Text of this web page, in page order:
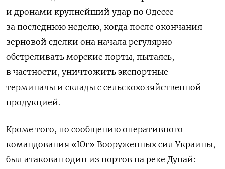
и дронами крупнейший удар по Одессе
за последнюю неделю, когда после окончания
зерновой сделки она начала регулярно
обстреливать морские порты, пытаясь,
в частности, уничтожить экспортные
терминалы и склады с сельскохозяйственной
продукцией.
Кроме того, по сообщению оперативного
командования «Юг» Вооруженных сил Украины,
был атакован один из портов на реке Дунай: